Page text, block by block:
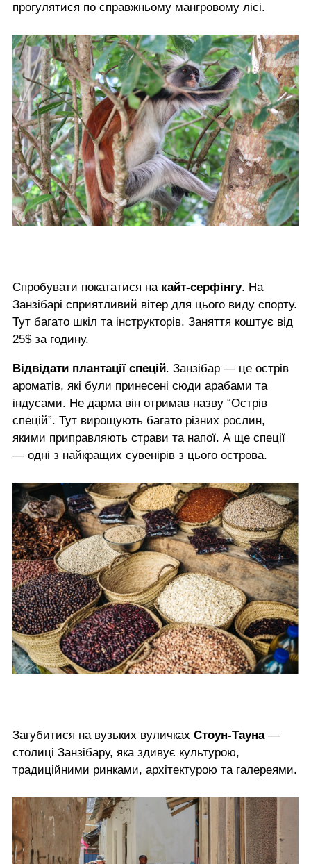
прогулятися по справжньому мангровому лісі.
Спробувати покататися на кайт-серфінгу. На
Занзібарі сприятливий вітер для цього виду спорту.
Тут багато шкіл та інструкторів. Заняття коштує від
25$ за годину.
Відвідати плантації спецій. Занзібар — це острів
ароматів, які були принесені сюди арабами та
індусами. Не дарма він отримав назву “Острів
спецій”. Тут вирощують багато різних рослин,
якими приправляють страви та напої. А ще спеції
— одні з найкращих сувенірів з цього острова.
Загубитися на вузьких вуличках Стоун-Тауна—
столиці Занзібару, яка здивує культурою,
традиційними ринками, архітектурою та галереями.